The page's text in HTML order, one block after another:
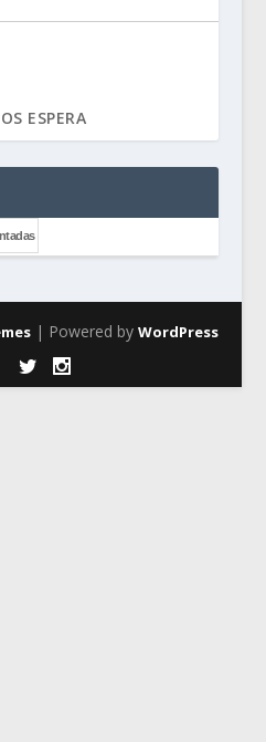
ESPERA
| Powered by WordPress